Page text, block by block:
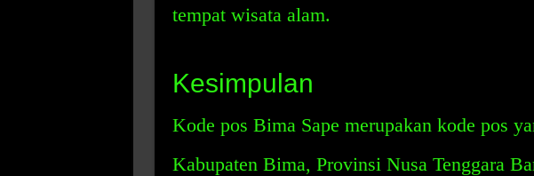
tempat wisata alam.
Kesimpulan
Kode pos Bima Sape merupakan kode pos
Kabupaten Bima, Provinsi Nusa Tenggara